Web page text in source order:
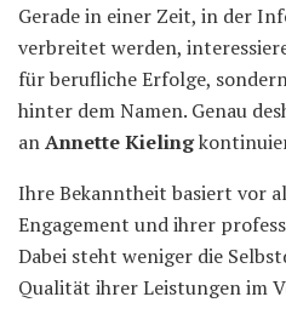
Gerade in einer Zeit, in der
verbreitet werden,
für berufliche Erfolge,
hinter dem Namen. Genau
anAnnette Kieling
Ihre Bekanntheit basiert vor
Engagement und ihrer
Dabei steht weniger die
Qualität ihrer Leistungen im